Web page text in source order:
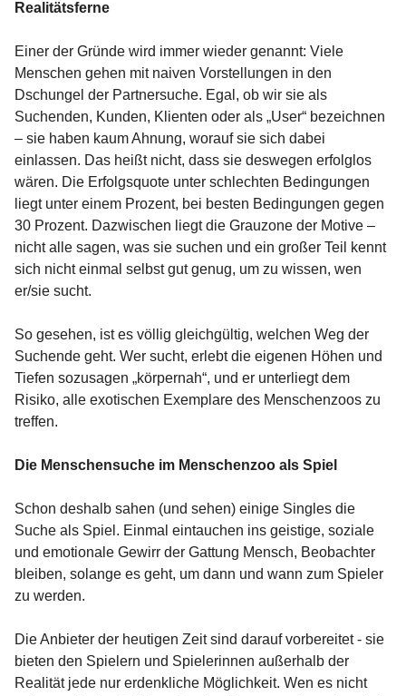
Realitätsferne
Einer der Gründe wird immer wieder genannt: Viele
Menschen gehen mit naiven Vorstellungen in den
Dschungel der Partnersuche. Egal, ob wir sie als
Suchenden, Kunden, Klienten oder als „User“ bezeichnen
– sie haben kaum Ahnung, worauf sie sich dabei
einlassen. Das heißt nicht, dass sie deswegen erfolglos
wären. Die Erfolgsquote unter schlechten Bedingungen
liegt unter einem Prozent, bei besten Bedingungen gegen
30 Prozent. Dazwischen liegt die Grauzone der Motive –
nicht alle sagen, was sie suchen und ein großer Teil kennt
sich nicht einmal selbst gut genug, um zu wissen, wen
er/sie sucht.
So gesehen, ist es völlig gleichgültig, welchen Weg der
Suchende geht. Wer sucht, erlebt die eigenen Höhen und
Tiefen sozusagen „körpernah“, und er unterliegt dem
Risiko, alle exotischen Exemplare des Menschenzoos zu
treffen.
Die Menschensuche im Menschenzoo als Spiel
Schon deshalb sahen (und sehen) einige Singles die
Suche als Spiel. Einmal eintauchen ins geistige, soziale
und emotionale Gewirr der Gattung Mensch, Beobachter
bleiben, solange es geht, um dann und wann zum Spieler
zu werden.
Die Anbieter der heutigen Zeit sind darauf vorbereitet - sie
bieten den Spielern und Spielerinnen außerhalb der
Realität jede nur erdenkliche Möglichkeit. Wen es nicht